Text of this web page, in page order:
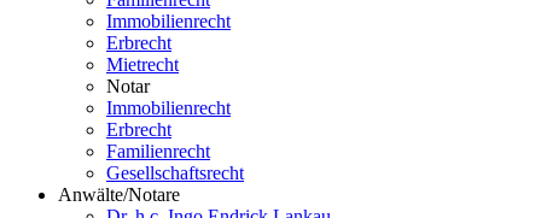
Immobilienrecht
Erbrecht
Mietrecht
Notar
Immobilienrecht
Erbrecht
Familienrecht
Gesellschaftsrecht
Anwälte/Notare